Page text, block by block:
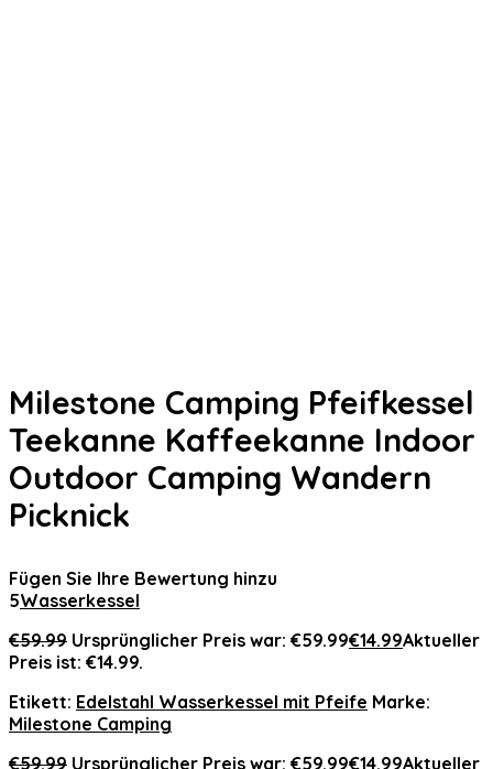
Milestone Camping Pfeifkessel
Teekanne Kaffeekanne Indoor
Outdoor Camping Wandern
Picknick
Fügen Sie Ihre Bewertung hinzu
5Wasserkessel
€59.99 Ursprünglicher Preis war: €59.99€14.99Aktueller
Preis ist: €14.99.
Etikett: Edelstahl Wasserkessel mit Pfeife Marke:
Milestone Camping
€59.99 Ursprünglicher Preis war: €59.99€14.99Aktueller